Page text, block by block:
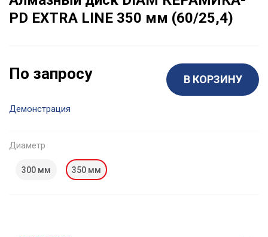
PD EXTRA LINE 350 мм (60/25,4)
По запросу В КОРЗИНУ
Демонстрация
Диаметр
300 мм 350 мм